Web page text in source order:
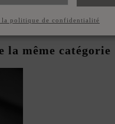
la même catégorie
la politique de confidentialité